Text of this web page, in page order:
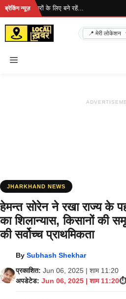
Skip
content
ब्रेकिंग न्यूज़
ताज़ा खबरों के लिए बने रहें...
Menu
JHARKHAND NEWS
हेमन्त सोरेन ने रखा राज्य के
का शिलान्यास, किसानों की
की सर्वोच्च प्राथमिकता
By Subhash Shekhar
प्रकाशित: Jun 06, 2025 | शाम 11:20
अपडेटेड: Jun 06, 2025 | शाम 11:20⏱️